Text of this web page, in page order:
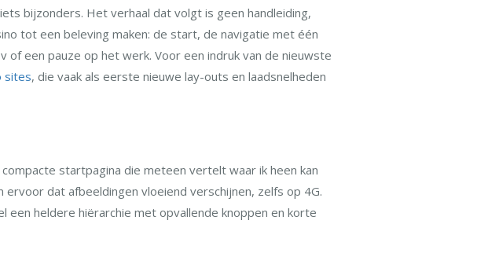
bijzonders. Het verhaal dat volgt is geen handleiding,
tot een beleving maken: de start, de navigatie met één
een pauze op het werk. Voor een indruk van de nieuwste
sites, die vaak als eerste nieuwe lay-outs en laadsnelheden
startpagina die meteen vertelt waar ik heen kan
dat afbeeldingen vloeiend verschijnen, zelfs op 4G.
een heldere hiërarchie met opvallende knoppen en korte